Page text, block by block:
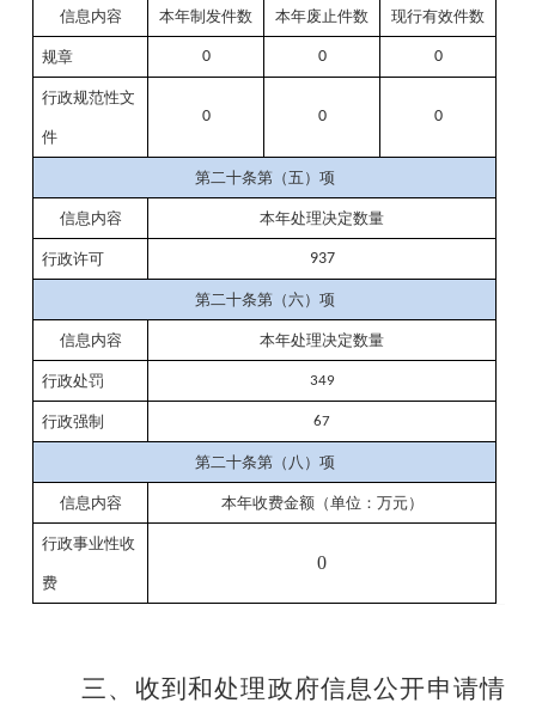
信息内容 本年制发件数 本年废止件数 现行有效件数
规章 0 0 0
行政规范性文
件
0 0 0
第二十条第（五）项
信息内容 本年处理决定数量
行政许可 937
第二十条第（六）项
信息内容 本年处理决定数量
行政处罚 349
行政强制 67
第二十条第（八）项
信息内容 本年收费金额（单位：万元）
行政事业性收
费
0
三、收到和处理政府信息公开申请情